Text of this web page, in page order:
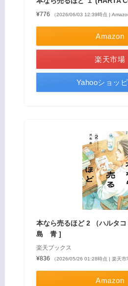
¥776 （2026/06/03 12:39時点 |
Amazon
楽天市場
Yahooショッ
本なら売るほど 2 （ハルタ
島 青 ]
楽天ブックス
¥836
（2026/05/26 01:28時点 | 楽天市
Amazon